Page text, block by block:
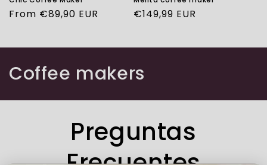
Regular
From €89,90 EUR
Regular
€149,99 EUR
C
o
Coffee makers
Preguntas